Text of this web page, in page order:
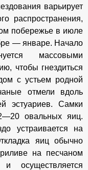
варьирует
распространения,
побережье в июле
— январе. Начало
массовыми
чтобы гнездиться
с устьем родной
отмели вдоль
эстуариев. Самки
овальных яиц.
устраивается на
яиц обычно
на песчаном
осуществляется